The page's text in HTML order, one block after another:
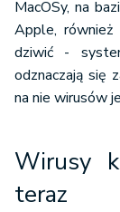
MacOSy, na
Apple, również
dziwić -
odznaczają się
na nie wirusów
Wirusy
teraz